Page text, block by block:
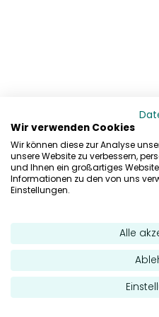
Wir verwenden Cookies
Wir können diese zur Analyse
unsere Website zu verbessern,
und Ihnen ein großartiges
Informationen zu den von uns
Einstellungen.
Alle